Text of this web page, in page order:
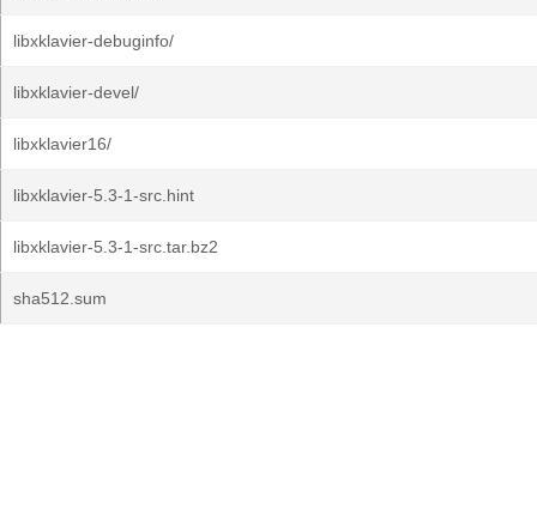
libxklavier-debuginfo/
libxklavier-devel/
libxklavier16/
libxklavier-5.3-1-src.hint
libxklavier-5.3-1-src.tar.bz2
sha512.sum